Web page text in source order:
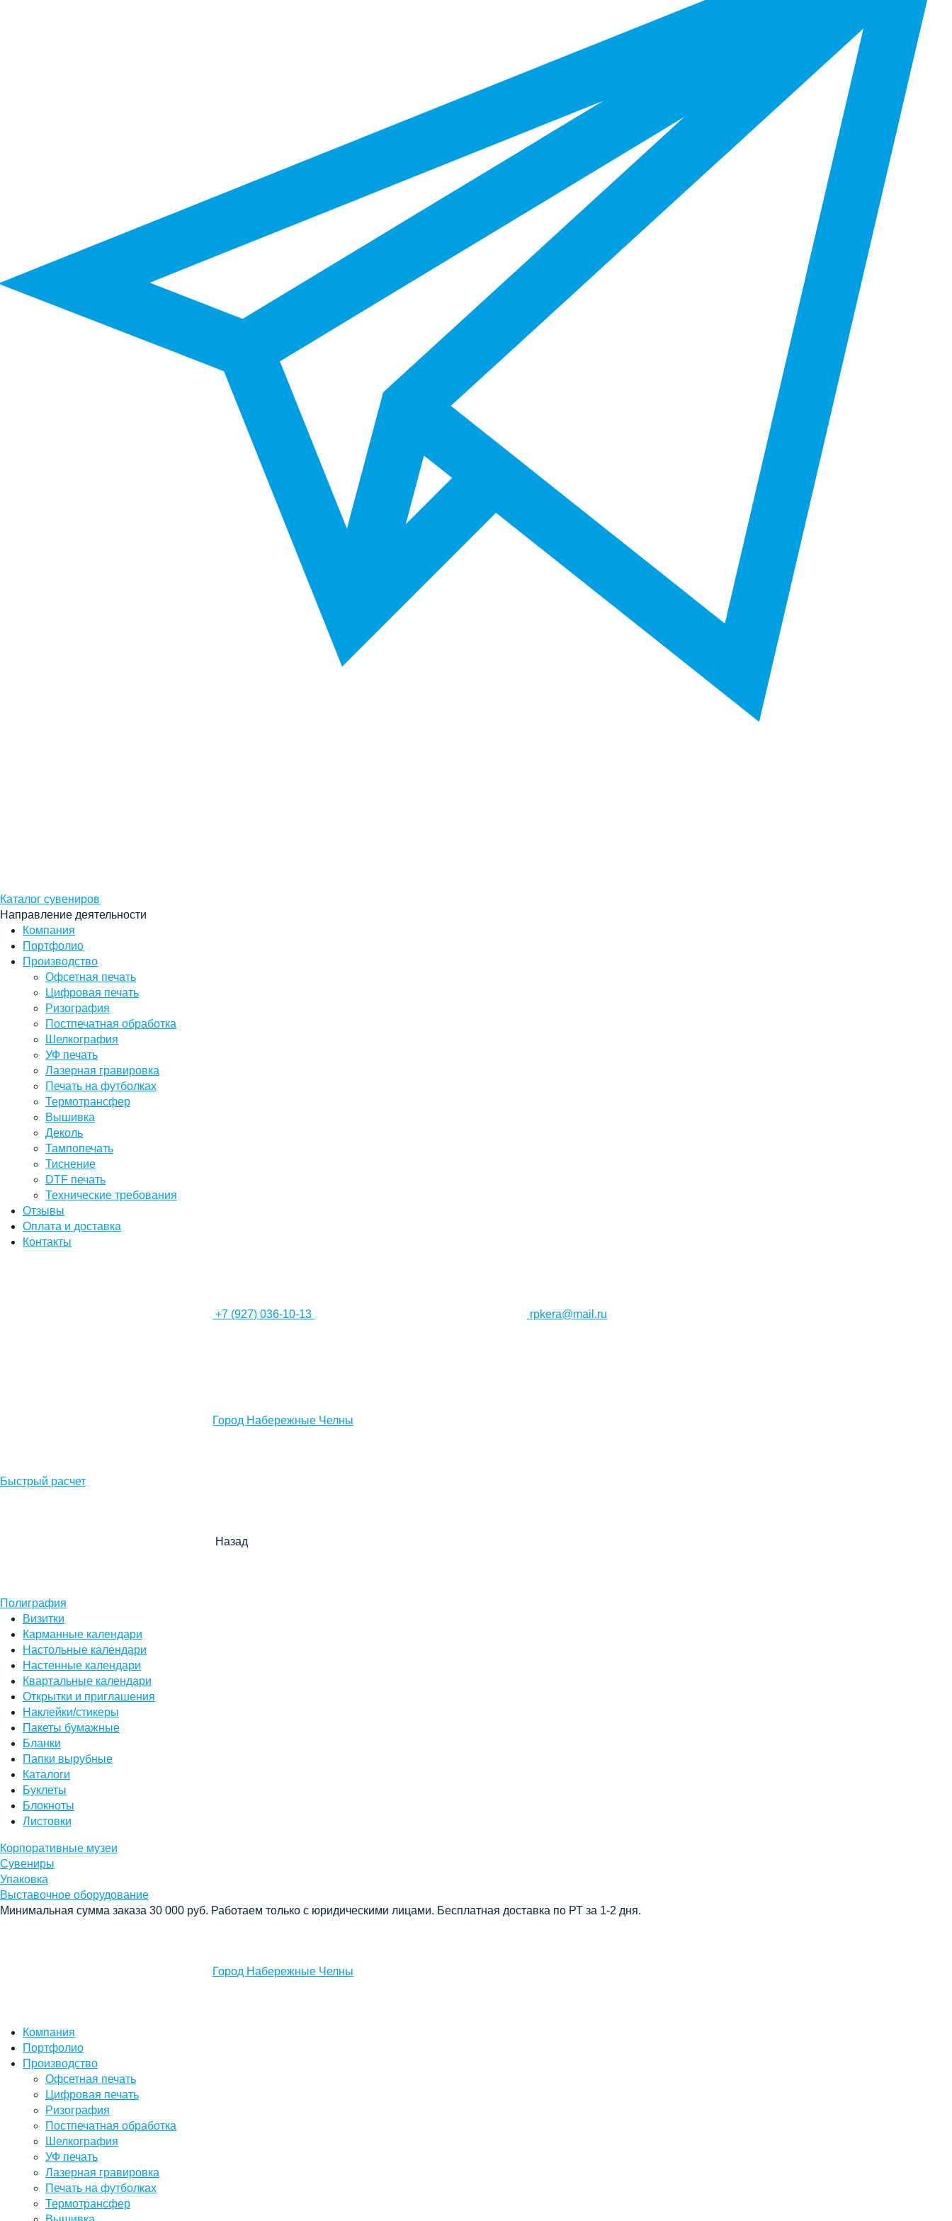
Каталог сувениров
Направление деятельности
Компания
Портфолио
Производство
Офсетная печать
Цифровая печать
Ризография
Постпечатная обработка
Шелкография
УФ печать
Лазерная гравировка
Печать на футболках
Термотрансфер
Вышивка
Деколь
Тампопечать
Тиснение
DTF печать
Технические требования
Отзывы
Оплата и доставка
Контакты
+7 (927) 036-10-13 rpkera@mail.ru
Город Набережные Челны
Быстрый расчет
Назад
Полиграфия
Визитки
Карманные календари
Настольные календари
Настенные календари
Квартальные календари
Открытки и приглашения
Наклейки/стикеры
Пакеты бумажные
Бланки
Папки вырубные
Каталоги
Буклеты
Блокноты
Листовки
Корпоративные музеи
Сувениры
Упаковка
Выставочное оборудование
Минимальная сумма заказа 30 000 руб. Работаем только с юридическими лицами. Бесплатная доставка по РТ за 1-2 дня.
Город Набережные Челны
Компания
Портфолио
Производство
Офсетная печать
Цифровая печать
Ризография
Постпечатная обработка
Шелкография
УФ печать
Лазерная гравировка
Печать на футболках
Термотрансфер